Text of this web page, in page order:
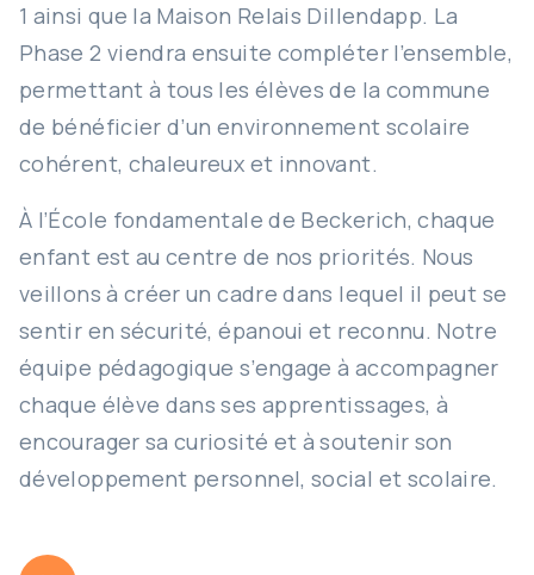
1 ainsi que la Maison Relais Dillendapp. La
Phase 2 viendra ensuite compléter l’ensemble,
permettant à tous les élèves de la commune
de bénéficier d’un environnement scolaire
cohérent, chaleureux et innovant.
À l’École fondamentale de Beckerich, chaque
enfant est au centre de nos priorités. Nous
veillons à créer un cadre dans lequel il peut se
sentir en sécurité, épanoui et reconnu. Notre
équipe pédagogique s’engage à accompagner
chaque élève dans ses apprentissages, à
encourager sa curiosité et à soutenir son
développement personnel, social et scolaire.